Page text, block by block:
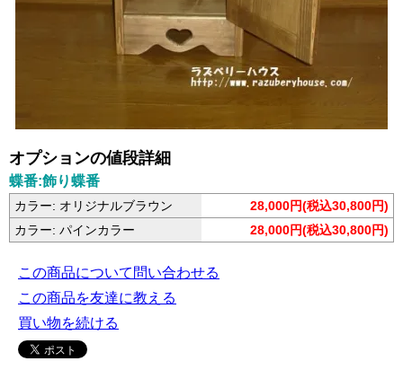
オプションの値段詳細
蝶番:飾り蝶番
カラー: オリジナルブラウン
28,000円(税込30,800円)
カラー: パインカラー
28,000円(税込30,800円)
この商品について問い合わせる
この商品を友達に教える
買い物を続ける